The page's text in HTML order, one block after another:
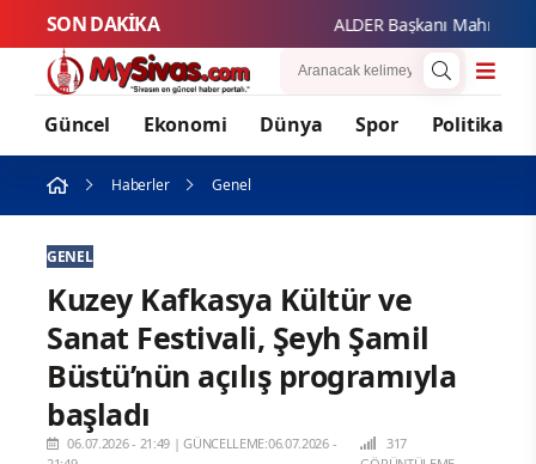
SON DAKİKA ALDER Başkanı Mahmut
Güncel Ekonomi Dünya Spor Politika
Haberler Genel
GENEL
Kuzey Kafkasya Kültür ve
Sanat Festivali, Şeyh Şamil
Büstü’nün açılış programıyla
başladı
06.07.2026 - 21:49 |GÜNCELLEME:06.07.2026 -
317